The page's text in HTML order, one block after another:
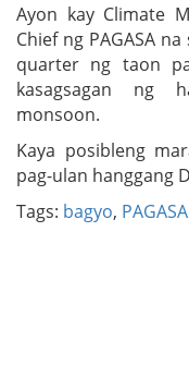
Ayon kay Climate
Chief ng PAGASA
quarter ng taon
kasagsagan ng
monsoon.
Kaya posibleng
pag-ulan hanggang
Tags: bagyo, PAGASA